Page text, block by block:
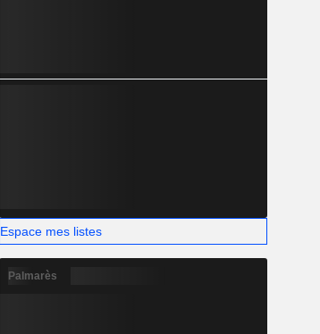
Espace mes listes
Palmarès